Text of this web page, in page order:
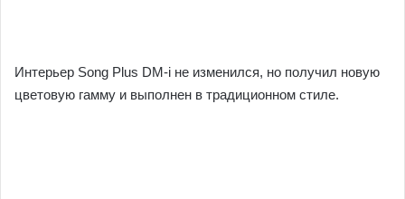
Интерьер Song Plus DM-i не изменился, но получил новую
цветовую гамму и выполнен в традиционном стиле.